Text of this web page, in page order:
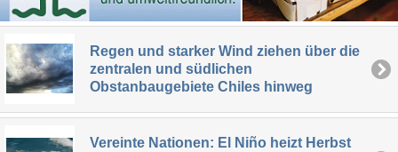
Regen und starker Wind ziehen über die
zentralen und südlichen
Obstanbaugebiete Chiles hinweg
Vereinte Nationen: El Niño heizt Herbst